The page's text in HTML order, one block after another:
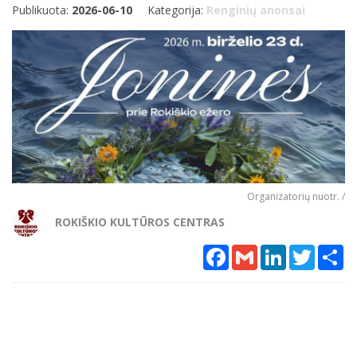
Publikuota: 2026-06-10 Kategorija: Renginių anonsai
Organizatorių nuotr. /
ROKIŠKIO KULTŪROS CENTRAS
Facebook
Gmail LinkedInTwitter